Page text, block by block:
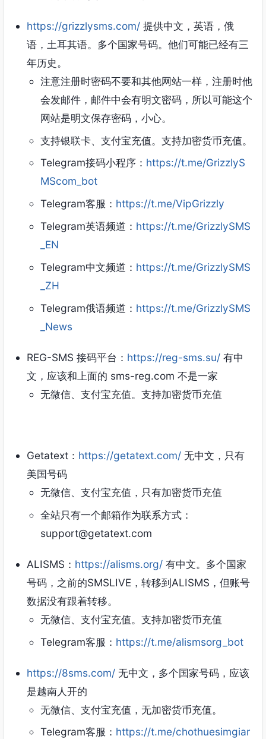
https://grizzlysms.com/ 提供中文，英语，俄
语，土耳其语。多个国家号码。他们可能已经有三
年历史。
注意注册时密码不要和其他网站一样，注册时他
会发邮件，邮件中会有明文密码，所以可能这个
网站是明文保存密码，小心。
支持银联卡、支付宝充值。支持加密货币充值。
Telegram接码小程序： https://t.me/GrizzlyS
MScom_bot
Telegram客服： https://t.me/VipGrizzly
Telegram英语频道： https://t.me/GrizzlySMS
_EN
Telegram中文频道： https://t.me/GrizzlySMS
_ZH
Telegram俄语频道： https://t.me/GrizzlySMS
_News
REG-SMS 接码平台： https://reg-sms.su/ 有中
文，应该和上面的 sms-reg.com 不是一家
无微信、支付宝充值。支持加密货币充值
Getatext： https://getatext.com/ 无中文，只有
美国号码
无微信、支付宝充值，只有加密货币充值
全站只有一个邮箱作为联系方式：
support@getatext.com
ALISMS： https://alisms.org/ 有中文。多个国家
号码，之前的SMSLIVE，转移到ALISMS，但账号
数据没有跟着转移。
无微信、支付宝充值。支持加密货币充值
Telegram客服： https://t.me/alismsorg_bot
https://8sms.com/ 无中文，多个国家号码，应该
是越南人开的
无微信、支付宝充值，无加密货币充值。
Telegram客服： https://t.me/chothuesimgiar